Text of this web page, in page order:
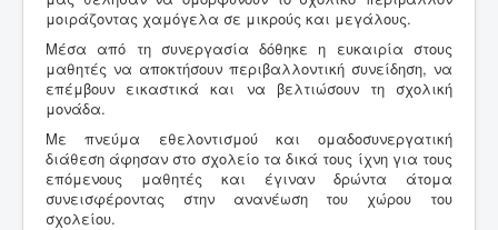
μοιράζοντας χαμόγελα σε μικρούς και μεγάλους.
Μέσα από τη συνεργασία δόθηκε η ευκαιρία στους
μαθητές να αποκτήσουν περιβαλλοντική συνείδηση, να
επέμβουν εικαστικά και να βελτιώσουν τη σχολική
μονάδα.
Με πνεύμα εθελοντισμού και ομαδοσυνεργατική
διάθεση άφησαν στο σχολείο τα δικά τους ίχνη για τους
επόμενους μαθητές και έγιναν δρώντα άτομα
συνεισφέροντας στην ανανέωση του χώρου του
σχολείου.